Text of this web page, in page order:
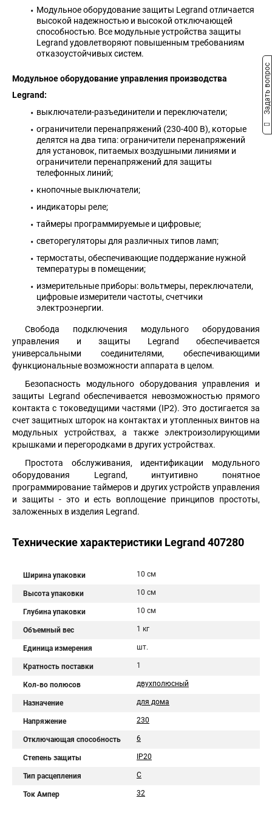
Модульное оборудование защиты Legrand отличается
высокой надежностью и высокой отключающей
способностью. Все модульные устройства защиты
Legrand удовлетворяют повышенным требованиям
отказоустойчивых систем.
Модульное оборудование управления производства
Legrand:
выключатели-разъединители и переключатели;
ограничители перенапряжений (230-400 В), которые
делятся на два типа: ограничители перенапряжений
для установок, питаемых воздушными линиями и
ограничители перенапряжений для защиты
телефонных линий;
кнопочные выключатели;
индикаторы реле;
таймеры программируемые и цифровые;
светорегуляторы для различных типов ламп;
термостаты, обеспечивающие поддержание нужной
температуры в помещении;
измерительные приборы: вольтмеры, переключатели,
цифровые измерители частоты, счетчики
электроэнергии.
Свобода подключения модульного оборудования
управления и защиты Legrand обеспечивается
универсальными соединителями, обеспечивающими
функциональные возможности аппарата в целом.
Безопасность модульного оборудования управления и
защиты Legrand обеспечивается невозможностью прямого
контакта с токоведущими частями (IP2). Это достигается за
счет защитных шторок на контактах и утопленных винтов на
модульных устройствах, а также электроизолирующими
крышками и перегородками в других устройствах.
Простота обслуживания, идентификации модульного
оборудования Legrand, интуитивно понятное
программирование таймеров и других устройств управления
и защиты - это и есть воплощение принципов простоты,
заложенных в изделия Legrand.
Технические характеристики Legrand 407280
Ширина упаковки 10 см
Высота упаковки 10 см
Глубина упаковки 10 см
Объемный вес 1 кг
Единица измерения шт.
Кратность поставки 1
Кол-во полюсов двухполюсный
Назначение для дома
Напряжение 230
Отключающая способность 6
Степень защиты IP20
Тип расцепления C
Ток Ампер 32
Задать вопрос